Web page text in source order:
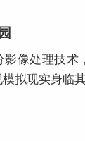
像处理技术
拟现实身临